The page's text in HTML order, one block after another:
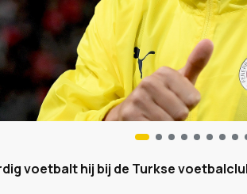
voetbalt hij bij de Turkse